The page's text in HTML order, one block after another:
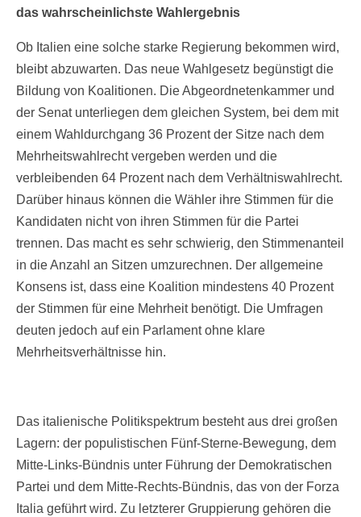
das wahrscheinlichste Wahlergebnis
Ob Italien eine solche starke Regierung bekommen wird,
bleibt abzuwarten. Das neue Wahlgesetz begünstigt die
Bildung von Koalitionen. Die Abgeordnetenkammer und
der Senat unterliegen dem gleichen System, bei dem mit
einem Wahldurchgang 36 Prozent der Sitze nach dem
Mehrheitswahlrecht vergeben werden und die
verbleibenden 64 Prozent nach dem Verhältniswahlrecht.
Darüber hinaus können die Wähler ihre Stimmen für die
Kandidaten nicht von ihren Stimmen für die Partei
trennen. Das macht es sehr schwierig, den Stimmenanteil
in die Anzahl an Sitzen umzurechnen. Der allgemeine
Konsens ist, dass eine Koalition mindestens 40 Prozent
der Stimmen für eine Mehrheit benötigt. Die Umfragen
deuten jedoch auf ein Parlament ohne klare
Mehrheitsverhältnisse hin.
Das italienische Politikspektrum besteht aus drei großen
Lagern: der populistischen Fünf-Sterne-Bewegung, dem
Mitte-Links-Bündnis unter Führung der Demokratischen
Partei und dem Mitte-Rechts-Bündnis, das von der Forza
Italia geführt wird. Zu letzterer Gruppierung gehören die